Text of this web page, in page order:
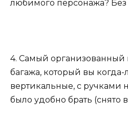
любимого персонажа?
4. Самый организованный
багажа, который вы
вертикальные, с ручками
было удобно брать (снято